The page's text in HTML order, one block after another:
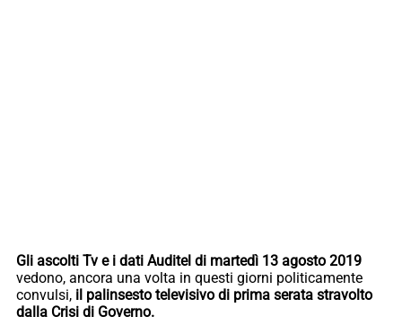
Gli ascolti Tv e i dati Auditel di martedì 13 agosto 2019
vedono, ancora una volta in questi giorni politicamente
convulsi, il palinsesto televisivo di prima serata stravolto
dalla Crisi di Governo.